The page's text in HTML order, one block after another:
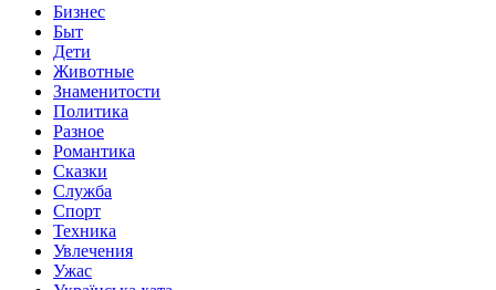
Бизнес
Быт
Дети
Животные
Знаменитости
Политика
Разное
Романтика
Сказки
Служба
Спорт
Техника
Увлечения
Ужас